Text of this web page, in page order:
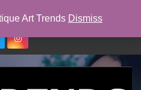
11:57:39 PM
Art Trends Dismiss